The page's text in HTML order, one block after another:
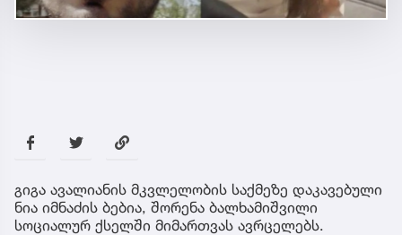
გიგა ავალი­ანის მკვლელობის საქმეზე დაკავებული
ნია იმნაძის ბებია, შორენა ბალხამიშვილი
სოციალურ ქსელში მიმართვას ავრცელებს.